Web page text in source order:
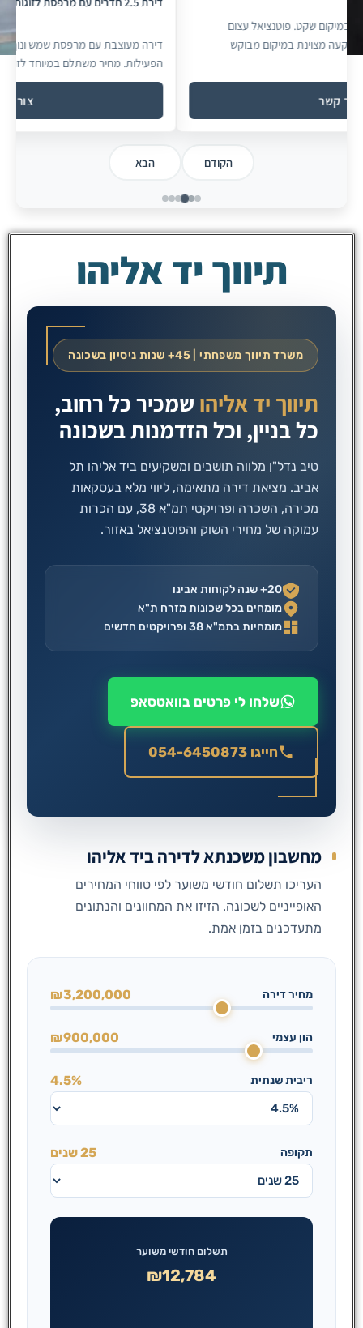
עם מרפסת שמש ונוף פתוח. קרובה לגן התקווה ולמרכזי
משתלם במיוחד לזוגות צעירים ולרוכש ראשון.
דירה חדשה ברמה
כוללת ממ״ד, מעלית
למשפחות גדולות.
הקודם
תיווך יד אליהו
משרד תיווך משפחתי | 45+ שנות ניסיון בשכונה
תיווך יד אליהושמכיר כל רחוב,
כל בניין, וכל הזדמנות בשכונה
טיב נדל"ן מלווה תושבים ומשקיעים ביד אליהו תל
אביב. מציאת דירה מתאימה, ליווי מלא בעסקאות
מכירה, השכרה ופרויקטי תמ"א 38, עם הכרות
עמוקה של מחירי השוק והפוטנציאל באזור.
20+ שנה לקוחות אבינו
מומחים בכל שכונות מזרח ת"א
מומחיות בתמ"א 38 ופרויקטים חדשים
שלחו לי פרטים בוואטסאפ
חייגו 054-6450873
מחשבון משכנתא לדירה ביד אליהו
העריכו תשלום חודשי משוער לפי טווחי המחירים
האופייניים לשכונה. הזיזו את המחוונים והנתונים
מתעדכנים בזמן אמת.
מחיר דירה ₪3,200,000
הון עצמי ₪900,000
ריבית שנתית 4.5%
תקופה
תשלום חודשי משוער
₪12,784